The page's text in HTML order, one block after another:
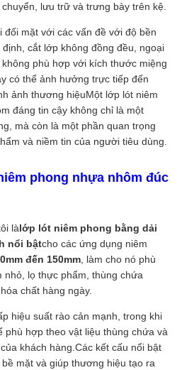
lưu trữ và trưng bày trên kệ.
đối mặt với các vấn đề với độ bền
cắt lớp không đồng đều, ngoại
phù hợp với kích thước miệng
có thể ảnh hưởng trực tiếp đến
ảnh thương hiệuMột lớp lót niêm
đáng tin cậy không chỉ là một
mà còn là một phần quan trọng
và niềm tin của người tiêu dùng.
phong nhựa nhôm đúc
làlớp lót niêm phong bằng dải
nổi bậtcho các ứng dụng niêm
đến 150mm, làm cho nó phù
nhỏ, lọ thực phẩm, thùng chứa
chất hàng ngày.
hiệu suất rào cản mạnh, trong khi
phù hợp theo vật liệu thùng chứa và
khách hàng.Các kết cấu nổi bật
mặt và giúp thương hiệu tạo ra